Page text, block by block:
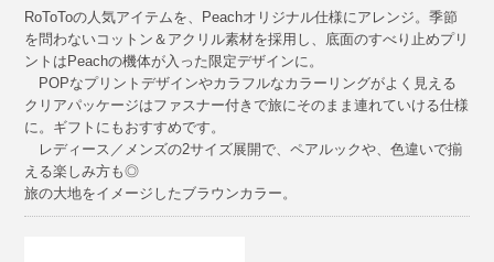
RoToToの人気アイテムを、Peachオリジナル仕様にアレンジ。季節
を問わないコットン＆アクリル素材を採用し、底面のすべり止めプリ
ントはPeachの機体が入った限定デザインに。
POPなプリントデザインやカラフルなカラーリングがよく見える
クリアパッケージはファスナー付きで旅にそのまま連れていける仕様
に。ギフトにもおすすめです。
レディース／メンズの2サイズ展開で、ペアルックや、色違いで揃
える楽しみ方も◎
旅の大地をイメージしたブラウンカラー。